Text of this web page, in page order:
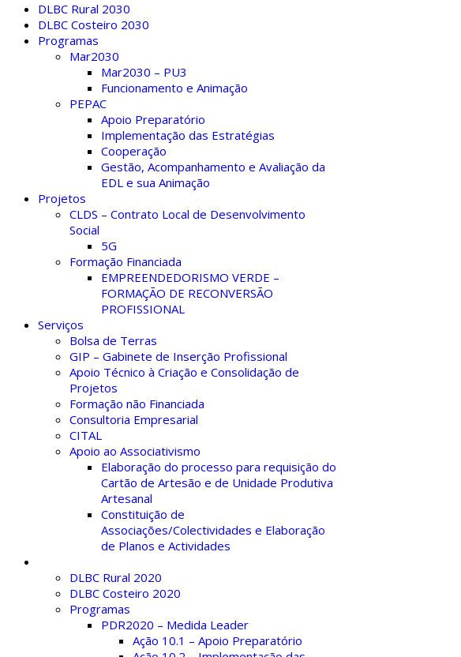
DLBC Rural 2030
DLBC Costeiro 2030
Programas
Mar2030
Mar2030 – PU3
Funcionamento e Animação
PEPAC
Apoio Preparatório
Implementação das Estratégias
Cooperação
Gestão, Acompanhamento e Avaliação da
EDL e sua Animação
Projetos
CLDS – Contrato Local de Desenvolvimento
Social
5G
Formação Financiada
EMPREENDEDORISMO VERDE –
FORMAÇÃO DE RECONVERSÃO
PROFISSIONAL
Serviços
Bolsa de Terras
GIP – Gabinete de Inserção Profissional
Apoio Técnico à Criação e Consolidação de
Projetos
Formação não Financiada
Consultoria Empresarial
CITAL
Apoio ao Associativismo
Elaboração do processo para requisição do
Cartão de Artesão e de Unidade Produtiva
Artesanal
Constituição de
Associações/Colectividades e Elaboração
de Planos e Actividades
DLBC Rural 2020
DLBC Costeiro 2020
Programas
PDR2020 – Medida Leader
Ação 10.1 – Apoio Preparatório